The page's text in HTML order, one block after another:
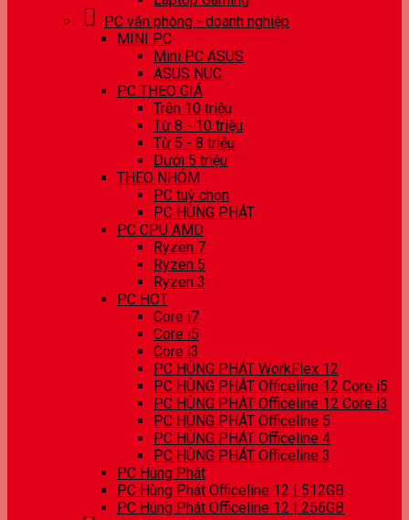
PC văn phòng - doanh nghiệp
MINI PC
Mini PC ASUS
ASUS NUC
PC THEO GIÁ
Trên 10 triệu
Từ 8 - 10 triệu
Từ 5 - 8 triệu
Dưới 5 triệu
THEO NHÓM
PC tuỳ chọn
PC HÙNG PHÁT
PC CPU AMD
Ryzen 7
Ryzen 5
Ryzen 3
PC HOT
Core i7
Core i5
Core i3
PC HÙNG PHÁT WorkFlex 12
PC HÙNG PHÁT Officeline 12 Core i5
PC HÙNG PHÁT Officeline 12 Core i3
PC HÙNG PHÁT Officeline 5
PC HÙNG PHÁT Officeline 4
PC HÙNG PHÁT Officeline 3
PC Hùng Phát
PC Hùng Phát Officeline 12 | 512GB
PC Hùng Phát Officeline 12 | 256GB